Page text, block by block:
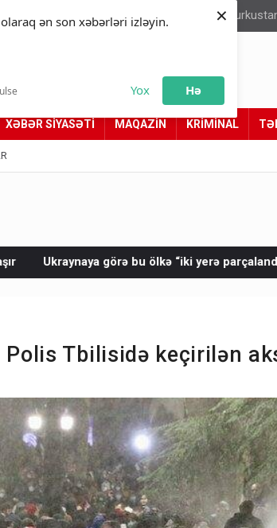
ən son xəbərləri izləyin.
Yox Hə
×
(012) 449 94 05
XƏBƏR SİYASƏTİ MAQAZİN KRİMİNAL
bu ölkə “iki yerə parçalandı” Paşinyandan
Tbilisidə keçirilən